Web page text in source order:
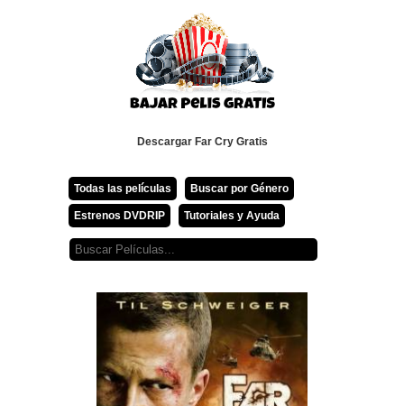
Descargar Far Cry Gratis
Todas las películas Buscar por Género
Estrenos DVDRIP Tutoriales y Ayuda